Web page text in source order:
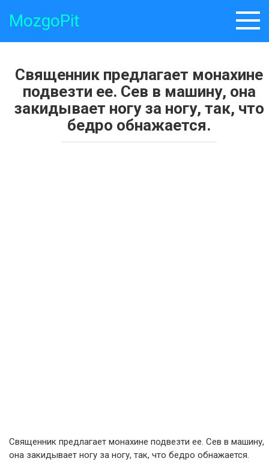
MozgoPit
Священник предлагает монахине
подвезти ее. Сев в машину, она
закидывает ногу за ногу, так, что
бедро обнажается.
Священник предлагает монахине подвезти ее. Сев в машину,
она закидывает ногу за ногу, так, что бедро обнажается.